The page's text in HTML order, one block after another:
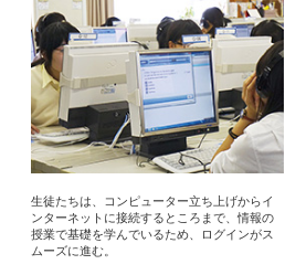
生徒たちは、コンピューター立ち上げからイ
ンターネットに接続するところまで、情報の
授業で基礎を学んでいるため、ログインがス
ムーズに進む。